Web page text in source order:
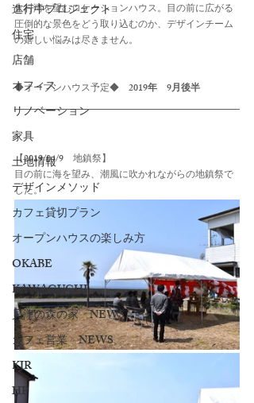
進行中プロジェクト
住宅
店舗
オフィス
リノベーション
家具
土地情報
デザインメソッド
カフェ貸切プラン
オープンハウスの楽しみ方
OKABE
KAWAGUCHI
貝津の森の家 NEWS
カフェ営業 NEWS
KJR
HP
大村湾を望むロケーションハウス。目の前に広がる
圧倒的な景色をどう取り込むのか、デザインチーム
の嬉しい悩みは尽きません。
◆オープンハウス予定◆ 2019年　9月後半
【2019/04/9　地鎮祭】
目の前に海を望み、潮風に吹かれながらの地鎮祭で
した。